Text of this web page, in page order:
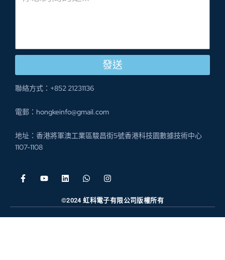
發送
聯絡方式：+852 21231136
電郵：hongkeinfo@gmail.com
地址：香港將軍澳工業區駿昌街5號香港科技園數據技術中心
1107-1108
©2024 虹科電子有限公司版權所有